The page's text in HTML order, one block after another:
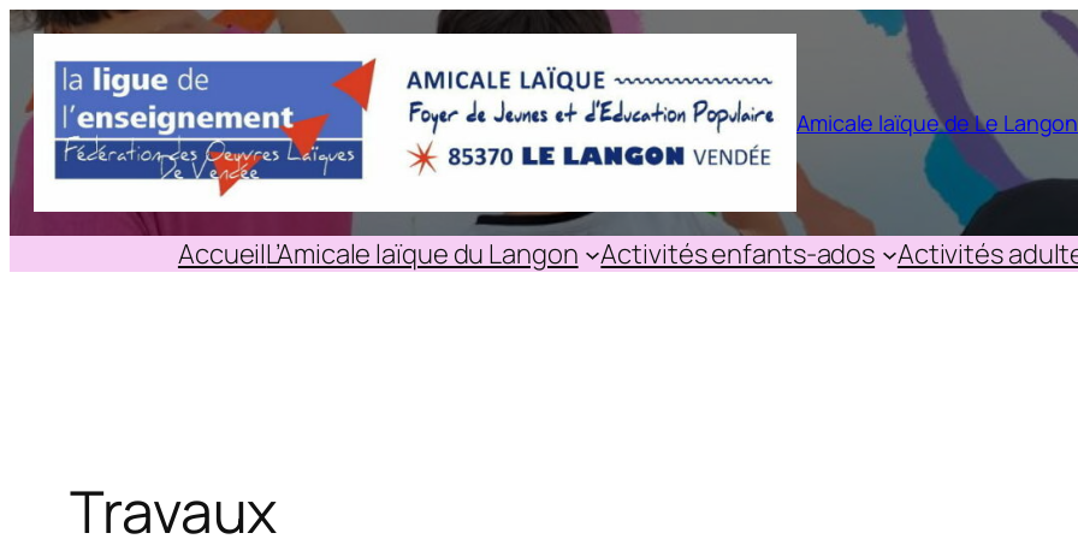
Aller
contenu
Amicale laïque de Le Langon
AccueilL’Amicale laïque du Langon Activités enfants-ados Activités
Travaux